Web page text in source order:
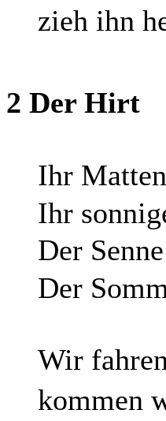
zieh ihn
2 Der Hirt
Ihr
Ihr
Der
Der
Wir
kommen